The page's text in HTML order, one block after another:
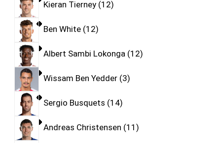
Kieran Tierney 12
Ben White 12
Albert Sambi Lokonga 12
Wissam Ben Yedder 3
Sergio Busquets 14
Andreas Christensen 11